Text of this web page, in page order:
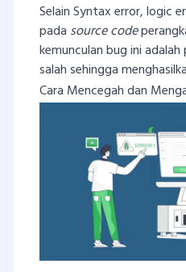
Selain Syntax error, logic
pada source code
kemunculan bug ini
salah sehingga
Cara Mencegah dan